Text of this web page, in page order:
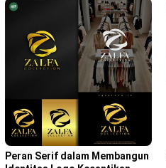
Peran Serif dalam Membangun